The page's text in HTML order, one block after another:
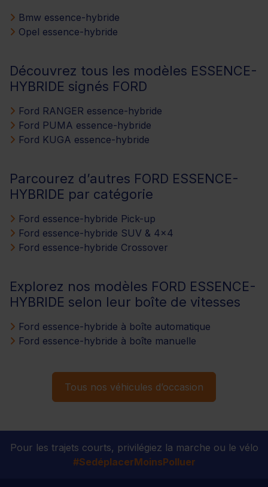
Bmw essence-hybride
Opel essence-hybride
Découvrez tous les modèles ESSENCE-
HYBRIDE signés FORD
Ford RANGER essence-hybride
Ford PUMA essence-hybride
Ford KUGA essence-hybride
Parcourez d’autres FORD ESSENCE-
HYBRIDE par catégorie
Ford essence-hybride Pick-up
Ford essence-hybride SUV & 4x4
Ford essence-hybride Crossover
Explorez nos modèles FORD ESSENCE-
HYBRIDE selon leur boîte de vitesses
Ford essence-hybride à boîte automatique
Ford essence-hybride à boîte manuelle
Tous nos véhicules d’occasion
Pour les trajets courts, privilégiez la marche ou le vélo
#SedéplacerMoinsPolluer